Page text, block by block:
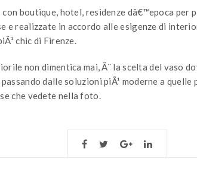
boutique, hotel, residenze dâ€™epoca per
e realizzate in accordo alle esigenze di
chic di Firenze.
non dimentica mai, Ã¨ la scelta del vaso
dalle soluzioni piÃ¹ moderne a quelle
che vedete nella foto.